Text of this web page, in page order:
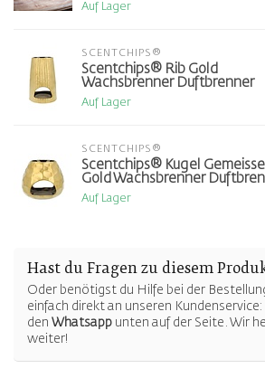
Auf Lager
SCENTCHIPS®
Scentchips® Rib Gold
Wachsbrenner Duftbrenner
Auf Lager
SCENTCHIPS®
Scentchips® Kugel
Gold Wachsbrenner
Auf Lager
Hast du Fragen zu diesem
Oder benötigst du Hilfe bei der
einfach direkt an unseren
den Whatsapp unten auf der Seite. Wir
weiter!